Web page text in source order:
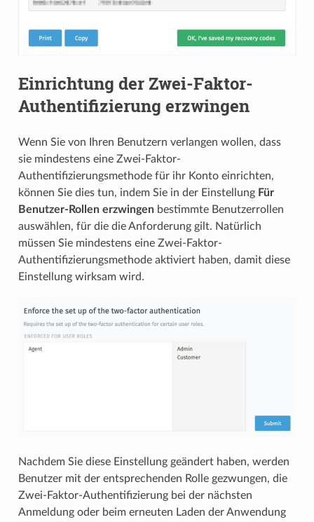
Einrichtung der Zwei-Faktor-
Authentifizierung erzwingen
Wenn Sie von Ihren Benutzern verlangen wollen, dass
sie mindestens eine Zwei-Faktor-
Authentifizierungsmethode für ihr Konto einrichten,
können Sie dies tun, indem Sie in der Einstellung Für
Benutzer-Rollen erzwingenbestimmte Benutzerrollen
auswählen, für die die Anforderung gilt. Natürlich
müssen Sie mindestens eine Zwei-Faktor-
Authentifizierungsmethode aktiviert haben, damit diese
Einstellung wirksam wird.
Nachdem Sie diese Einstellung geändert haben, werden
Benutzer mit der entsprechenden Rolle gezwungen, die
Zwei-Faktor-Authentifizierung bei der nächsten
Anmeldung oder beim erneuten Laden der Anwendung